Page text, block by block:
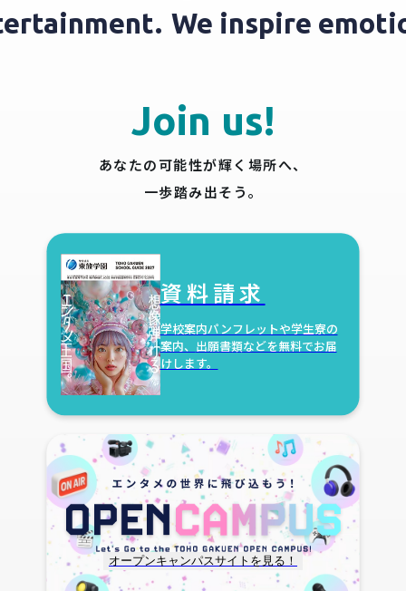
We inspire
Join us!
あなたの可能性が輝く場所へ、
一歩踏み出そう。
資料請求
学校案内パンフレットや学生寮の
案内、 出願書類などを無料でお届
けします。
オープンキャンパスサイトを見る！